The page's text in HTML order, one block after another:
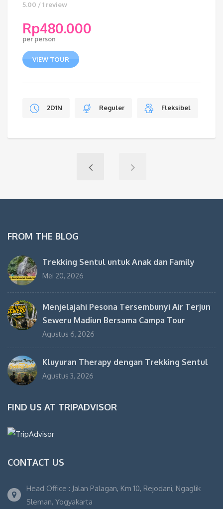
5.00 / 1 review
Rp480.000
per person
VIEW TOUR
2D1N Reguler Fleksibel
FROM THE BLOG
Trekking Sentul untuk Anak dan Family
Mei 20, 2026
Menjelajahi Pesona Tersembunyi Air Terjun
Seweru Madiun Bersama Campa Tour
Agustus 6, 2026
Kluyuran Therapy dengan Trekking Sentul
Agustus 3, 2026
FIND US AT TRIPADVISOR
CONTACT US
Head Office : Jalan Palagan, Km 10, Rejodani, Ngaglik
Sleman, Yogyakarta